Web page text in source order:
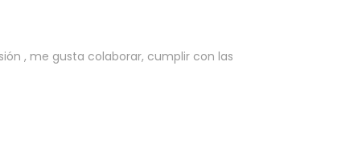
, me gusta colaborar, cumplir con las